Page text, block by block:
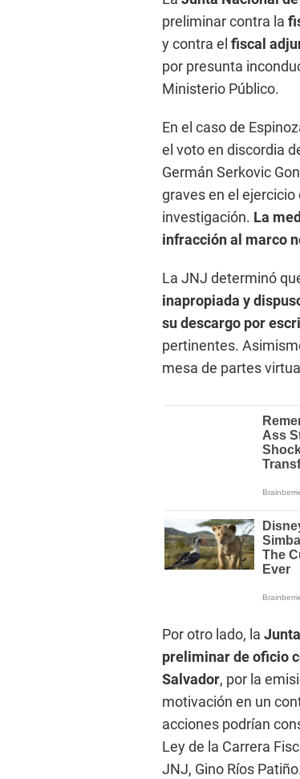
preliminar contra la
y contra el fiscal
por presunta
Ministerio Público.
En el caso de
el voto en discordia
Germán Serkovic
graves en el
investigación. La
infracción al marco
La JNJ determinó
inapropiada y
su descargo por
pertinentes.
mesa de partes
Por otro lado, la
preliminar de oficio
Salvador, por la
motivación en un
acciones podrían
Ley de la Carrera
JNJ, Gino Ríos